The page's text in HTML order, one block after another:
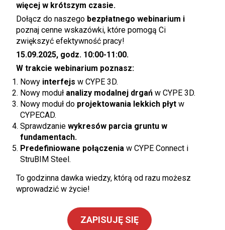
więcej w krótszym czasie.
Dołącz do naszegobezpłatnego webinarium i
poznaj cenne wskazówki, które pomogą Ci
zwiększyć efektywność pracy!
15.09.2025, godz. 10:00-11:00.
W trakcie webinarium poznasz:
Nowy interfejs w CYPE 3D.
Nowy moduł analizy modalnej drgańw CYPE 3D.
Nowy moduł do projektowania lekkich płytw
CYPECAD.
Sprawdzanie wykresów parcia gruntu w
fundamentach.
Predefiniowane połączeniaw CYPE Connect i
StruBIM Steel.
To godzinna dawka wiedzy, którą od razu możesz
wprowadzić w życie!
ZAPISUJĘ SIĘ